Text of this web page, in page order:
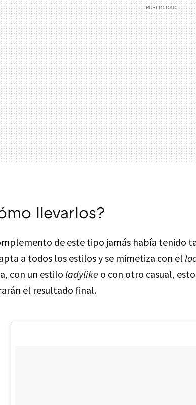
llevarlos?
de este tipo jamás había tenido
a todos los estilos y se mimetiza con el
con un estilo ladylike o con otro casual,
el resultado final.